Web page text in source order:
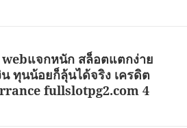
webแจกหนัก สล็อตแตกง่าย
น ทุนน้อยก็ลุ้นได้จริง เครดิต
fullslotpg2.com 4